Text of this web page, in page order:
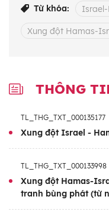
8/10/
[Trong ảnh:
nhằm vào lãnh
Phong trào
Gaza đã tuyên
ngày 7/10 với
bắn đi trong 20
quân sự mới
Từ khóa:
Xung đột Hamas-
THÔNG
TL_THG_TXT_000135177
Xung đột Israel -
TL_THG_TXT_000133998
Xung đột Hamas-
tranh bùng phát (từ